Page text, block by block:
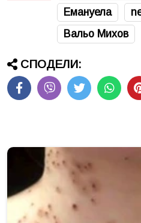
Емануела
Вальо Михов
СПОДЕЛИ: